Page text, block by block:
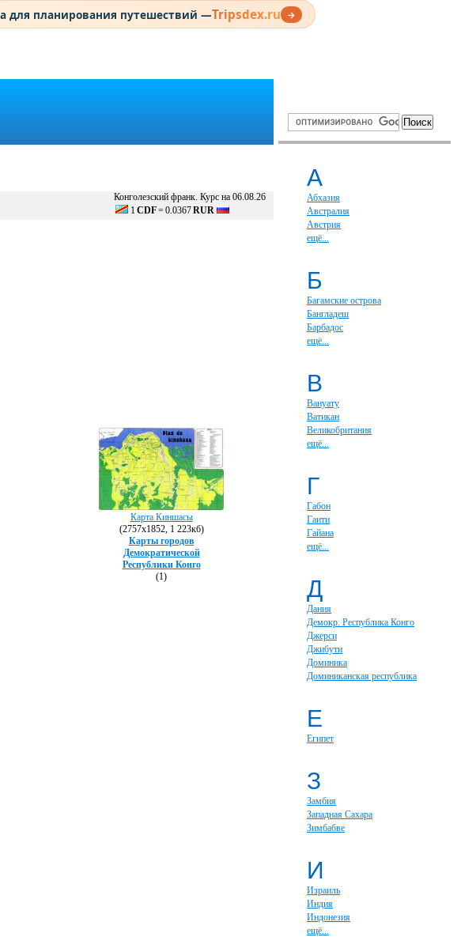
для планирования путешествий —Tripsdex.ru →
Конголезский франк. Курс на 06.08.26
1 CDF=0.0367RUR
Карта Киншасы
(2757х1852, 1 223кб)
Карты городов
Демократической
Республики Конго
(1)
А
Абхазия
Австралия
Австрия
ещё...
Б
Багамские острова
Бангладеш
Барбадос
ещё...
В
Вануату
Ватикан
Великобритания
ещё...
Г
Габон
Гаити
Гайана
ещё...
Д
Дания
Демокр. Республика Конго
Джерси
Джибути
Доминика
Доминиканская республика
Е
Египет
З
Замбия
Западная Сахара
Зимбабве
И
Израиль
Индия
Индонезия
ещё...